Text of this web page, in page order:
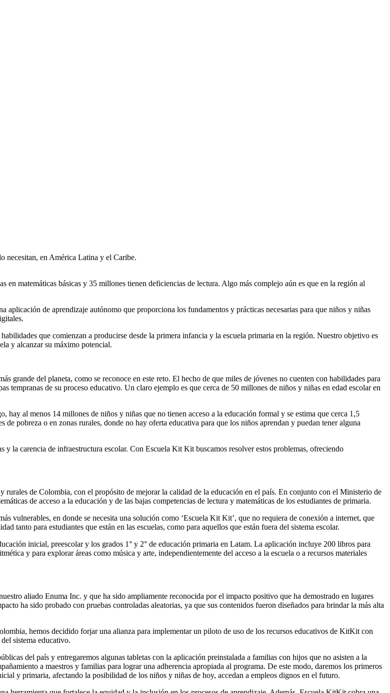
necesitan, en América Latina y el Caribe.
matemáticas básicas y 35 millones tienen deficiencias de lectura. Algo más complejo aún es que en la región al
aplicación de aprendizaje autónomo que proporciona los fundamentos y prácticas necesarias para que niños y niñas
que comienzan a producirse desde la primera infancia y la escuela primaria en la región. Nuestro objetivo es
y alcanzar su máximo potencial.
grande del planeta, como se reconoce en este reto. El hecho de que miles de jóvenes no cuenten con habilidades para
tempranas de su proceso educativo. Un claro ejemplo es que cerca de 50 millones de niños y niñas en edad escolar en
hay al menos 14 millones de niños y niñas que no tienen acceso a la educación formal y se estima que cerca 1,5
pobreza o en zonas rurales, donde no hay oferta educativa para que los niños aprendan y puedan tener alguna
y la carencia de infraestructura escolar. Con Escuela Kit Kit buscamos resolver estos problemas, ofreciendo
de Colombia, con el propósito de mejorar la calidad de la educación en el país. En conjunto con el Ministerio de
de acceso a la educación y de las bajas competencias de lectura y matemáticas de los estudiantes de primaria.
vulnerables, en donde se necesita una solución como ‘Escuela Kit Kit’, que no requiera de conexión a internet, que
tanto para estudiantes que están en las escuelas, como para aquellos que están fuera del sistema escolar.
inicial, preescolar y los grados 1° y 2° de educación primaria en Latam. La aplicación incluye 200 libros para
y para explorar áreas como música y arte, independientemente del acceso a la escuela o a recursos materiales
aliado Enuma Inc. y que ha sido ampliamente reconocida por el impacto positivo que ha demostrado en lugares
ha sido probado con pruebas controladas aleatorias, ya que sus contenidos fueron diseñados para brindar la más alta
hemos decidido forjar una alianza para implementar un piloto de uso de los recursos educativos de KitKit con
sistema educativo.
del país y entregaremos algunas tabletas con la aplicación preinstalada a familias con hijos que no asisten a la
a maestros y familias para lograr una adherencia apropiada al programa. De este modo, daremos los primeros
y primaria, afectando la posibilidad de los niños y niñas de hoy, accedan a empleos dignos en el futuro.